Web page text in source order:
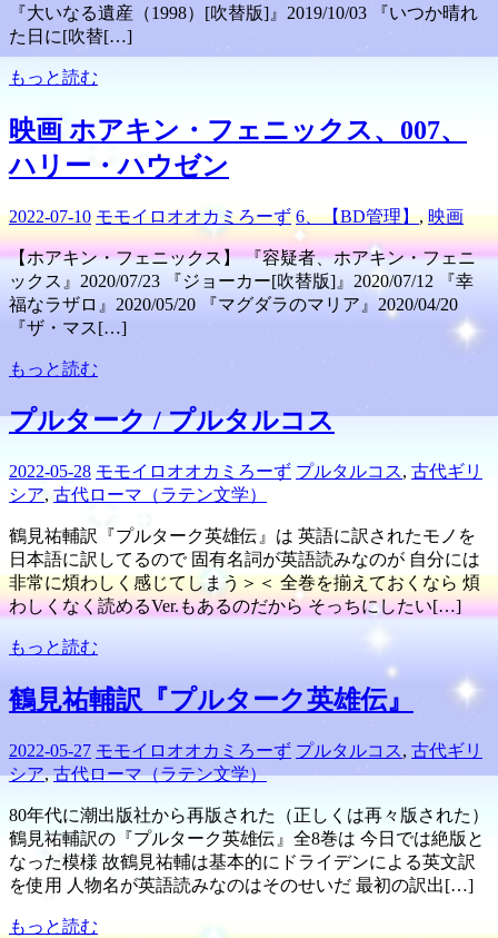
『大いなる遺産（1998）[吹替版]』2019/10/03 『いつか晴れ
た日に[吹替[…]
もっと読む
映画 ホアキン・フェニックス、007、
ハリー・ハウゼン
2022-07-10 モモイロオオカミろーず 6、【BD管理】,映画
【ホアキン・フェニックス】 『容疑者、ホアキン・フェニ
ックス』2020/07/23 『ジョーカー[吹替版]』2020/07/12 『幸
福なラザロ』2020/05/20 『マグダラのマリア』2020/04/20
『ザ・マス[…]
もっと読む
プルターク / プルタルコス
2022-05-28 モモイロオオカミろーず プルタルコス, 古代ギリ
シア, 古代ローマ（ラテン文学）
鶴見祐輔訳『プルターク英雄伝』は 英語に訳されたモノを
日本語に訳してるので 固有名詞が英語読みなのが 自分には
非常に煩わしく感じてしまう＞＜ 全巻を揃えておくなら 煩
わしくなく読めるVer.もあるのだから そっちにしたい[…]
もっと読む
鶴見祐輔訳『プルターク英雄伝』
2022-05-27 モモイロオオカミろーず プルタルコス, 古代ギリ
シア,古代ローマ（ラテン文学）
80年代に潮出版社から再版された（正しくは再々版された）
鶴見祐輔訳の『プルターク英雄伝』全8巻は 今日では絶版と
なった模様 故鶴見祐輔は基本的にドライデンによる英文訳
を使用 人物名が英語読みなのはそのせいだ 最初の訳出[…]
もっと読む